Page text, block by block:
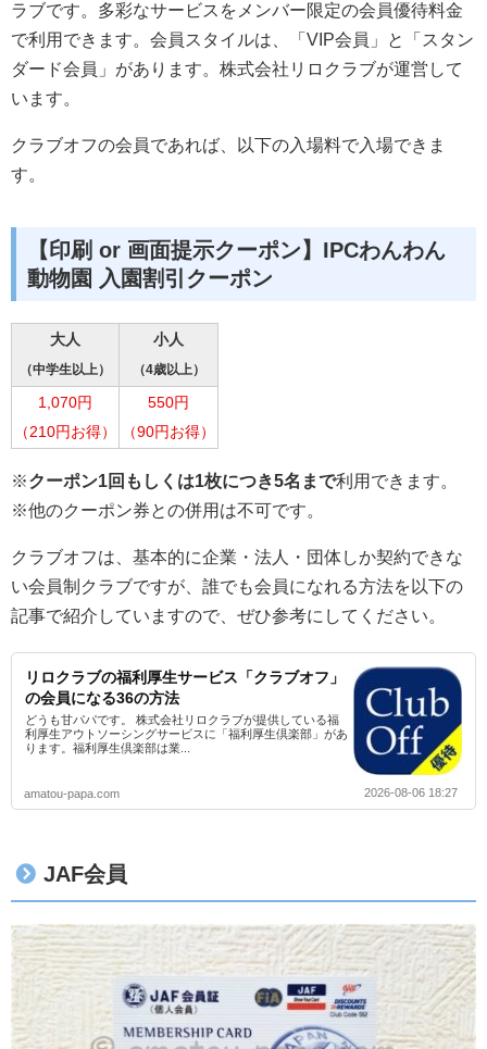
ラブです。多彩なサービスをメンバー限定の会員優待料金
で利用できます。会員スタイルは、「VIP会員」と「スタン
ダード会員」があります。株式会社リロクラブが運営して
います。
クラブオフの会員であれば、以下の入場料で入場できま
す。
【印刷 or 画面提示クーポン】IPCわんわん
動物園 入園割引クーポン
大人
（中学生以上）
小人
（4歳以上）
1,070円
（210円お得）
550円
（90円お得）
※クーポン1回もしくは1枚につき5名まで利用できます。
※他のクーポン券との併用は不可です。
クラブオフは、基本的に企業・法人・団体しか契約できな
い会員制クラブですが、誰でも会員になれる方法を以下の
記事で紹介していますので、ぜひ参考にしてください。
リロクラブの福利厚生サービス「クラブオフ」
の会員になる36の方法
どうも甘パパです。 株式会社リロクラブが提供している福
利厚生アウトソーシングサービスに「福利厚生倶楽部」があ
ります。福利厚生倶楽部は業...
amatou-papa.com 2026-08-06 18:27
JAF会員